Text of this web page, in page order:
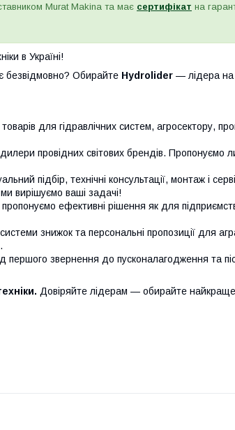
Murat Makina та має сертифікат на
в Україні!
безвідмовно? Обирайте Hydrolider — лідера на
для гідравлічних систем, агросектору,
провідних світових брендів. Пропонуємо
підбір, технічні консультації, монтаж і
вирішуємо ваші задачі!
ефективні рішення як для
знижок та персональні пропозиції для
першого звернення до пусконалагодження та
Довіряйте лідерам — обирайте